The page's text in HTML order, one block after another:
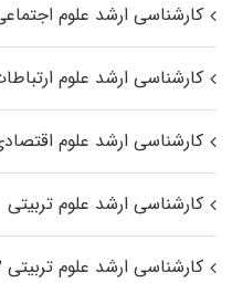
کارشناسی ارشد علوم
کارشناسی ارشد علوم
کارشناسی ارشد علوم
کارشناسی ارشد علوم تربیتی
کارشناسی ارشد علوم تربیتی ۲